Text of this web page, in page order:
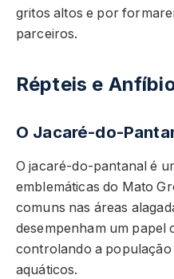
gritos altos e por
parceiros.
Répteis e
O Jacaré-do-
O jacaré-do-pantanal é
emblemáticas do Mato
comuns nas áreas
desempenham um papel
controlando a população
aquáticos.